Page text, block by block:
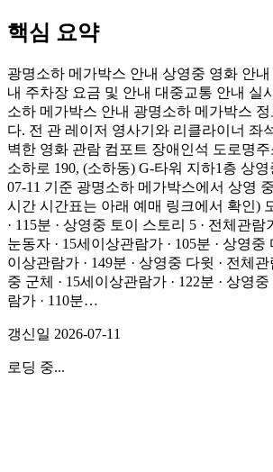
핵심 요약
광명소하 메가박스 안내 상영중 영화 안
내 주차장 요금 및 안내 대중교통 안내 실
소하 메가박스 안내 광명소하 메가박스 정
다. 전 관 레이저 영사기와 리클라이너 좌
벽한 영화 관람 컴포트 장애인석 도로명주
소하로 190, (소하동) G-타워 지하1층 상
07-11 기준 광명소하 메가박스에서 상영
시간 시간표는 아래 예매 링크에서 확인)
· 115분 · 상영중 토이 스토리 5 · 전체관람
눈동자 · 15세이상관람가 · 105분 · 상영중
이상관람가 · 149분 · 상영중 다윗 · 전체관
중 군체 · 15세이상관람가 · 122분 · 상영
람가 · 110분…
갱신일 2026-07-11
로딩 중...